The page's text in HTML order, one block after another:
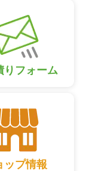
りフォーム
ップ情報